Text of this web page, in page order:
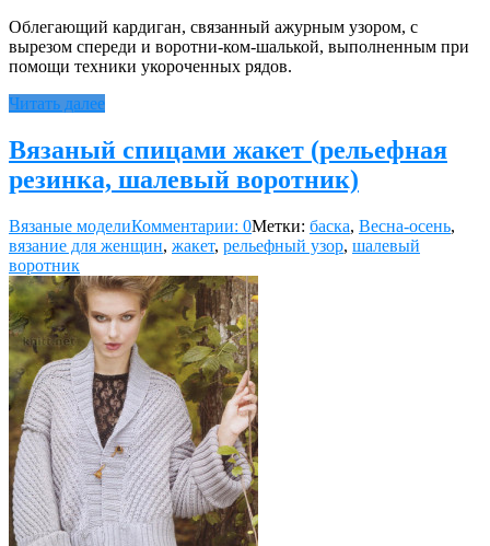
Облегающий кардиган, связанный ажурным узором, с
вырезом спереди и воротни-ком-шалькой, выполненным при
помощи техники укороченных рядов.
Читать далее
Вязаный спицами жакет (рельефная
резинка, шалевый воротник)
Вязаные моделиКомментарии: 0Метки: баска, Весна-осень,
вязание для женщин, жакет, рельефный узор, шалевый
воротник